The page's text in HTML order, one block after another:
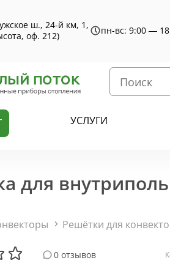
ш., 24-й км, 1,
оф. 212)
пн-вс: 9:00 —
УСЛУГИ
для
Решётки для
0 отзывов